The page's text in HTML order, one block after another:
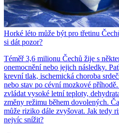
Horké léto může být pro třetinu
si dát pozor?
Téměř 3,6 milionu Čechů žije s
onemocnění nebo jejich následky.
krevní tlak, ischemická choroba
nebo stav po cévní mozkové
zvládat vysoké letní teploty,
změny režimu během dovolených.
může riziko dále zvyšovat. Jak tedy
nejvíc snížit?